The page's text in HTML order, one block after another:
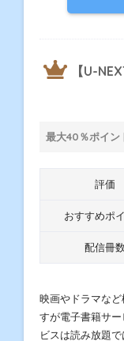
【U-
最大40％ポイン
評価
おすすめポ
配信冊
映画やドラマな
すが電子書籍サ
ビスは読み放題